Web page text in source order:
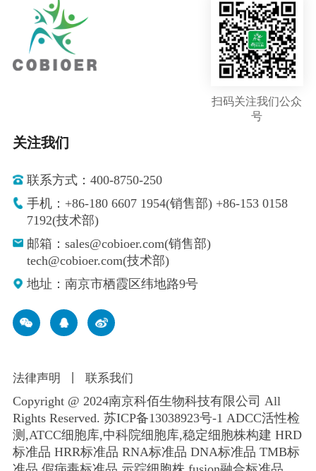
扫码关注我们公众
号
关注我们
联系方式：400-8750-250
手机：+86-180 6607 1954(销售部) +86-153 0158
7192(技术部)
邮箱：sales@cobioer.com(销售部)
tech@cobioer.com(技术部)
地址：南京市栖霞区纬地路9号
法律声明 联系我们
Copyright @ 2024南京科佰生物科技有限公司 All
Rights Reserved. 苏ICP备13038923号-1 ADCC活性检
测,ATCC细胞库,中科院细胞库,稳定细胞株构建 HRD
标准品 HRR标准品 RNA标准品 DNA标准品 TMB标